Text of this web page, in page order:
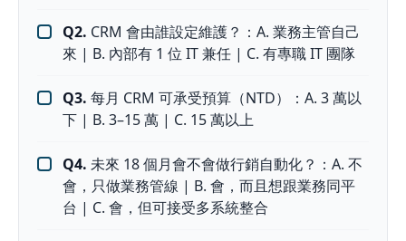
Q2. CRM 會由誰設定維護？：A. 業務主管自己
來 | B. 內部有 1 位 IT 兼任 | C. 有專職 IT 團隊
Q3. 每月 CRM 可承受預算（NTD）：A. 3 萬以
下 | B. 3–15 萬 | C. 15 萬以上
Q4. 未來 18 個月會不會做行銷自動化？：A. 不
會，只做業務管線 | B. 會，而且想跟業務同平
台 | C. 會，但可接受多系統整合